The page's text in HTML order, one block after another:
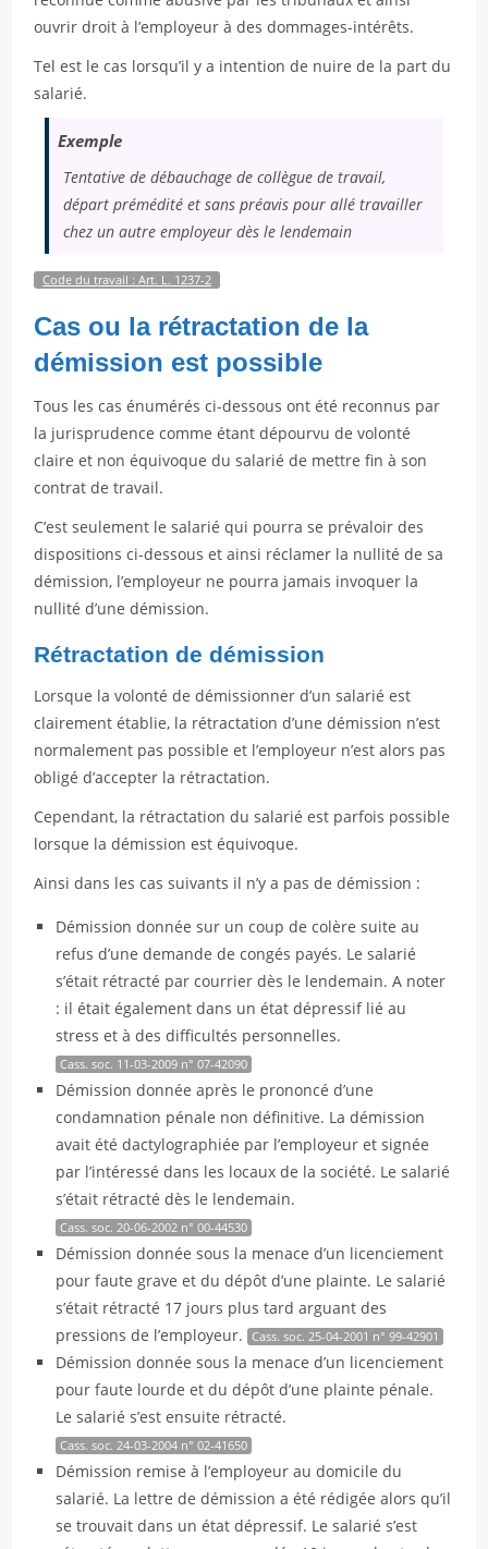
ouvrir droit à l’employeur à des dommages-intérêts.
Tel est le cas lorsqu’il y a intention de nuire de la part du
salarié.
Exemple
Tentative de débauchage de collègue de travail,
départ prémédité et sans préavis pour allé travailler
chez un autre employeur dès le lendemain
Code du travail : Art. L. 1237-2
Cas ou la rétractation de la
démission est possible
Tous les cas énumérés ci-dessous ont été reconnus par
la jurisprudence comme étant dépourvu de volonté
claire et non équivoque du salarié de mettre fin à son
contrat de travail.
C’est seulement le salarié qui pourra se prévaloir des
dispositions ci-dessous et ainsi réclamer la nullité de sa
démission, l’employeur ne pourra jamais invoquer la
nullité d’une démission.
Rétractation de démission
Lorsque la volonté de démissionner d’un salarié est
clairement établie, la rétractation d’une démission n’est
normalement pas possible et l’employeur n’est alors pas
obligé d’accepter la rétractation.
Cependant, la rétractation du salarié est parfois possible
lorsque la démission est équivoque.
Ainsi dans les cas suivants il n’y a pas de démission :
Démission donnée sur un coup de colère suite au
refus d’une demande de congés payés. Le salarié
s’était rétracté par courrier dès le lendemain. A noter
: il était également dans un état dépressif lié au
stress et à des difficultés personnelles.
Cass. soc. 11-03-2009 n° 07-42090
Démission donnée après le prononcé d’une
condamnation pénale non définitive. La démission
avait été dactylographiée par l’employeur et signée
par l’intéressé dans les locaux de la société. Le salarié
s’était rétracté dès le lendemain.
Cass. soc. 20-06-2002 n° 00-44530
Démission donnée sous la menace d’un licenciement
pour faute grave et du dépôt d’une plainte. Le salarié
s’était rétracté 17 jours plus tard arguant des
pressions de l’employeur. Cass. soc. 25-04-2001 n° 99-42901
Démission donnée sous la menace d’un licenciement
pour faute lourde et du dépôt d’une plainte pénale.
Le salarié s’est ensuite rétracté.
Cass. soc. 24-03-2004 n° 02-41650
Démission remise à l’employeur au domicile du
salarié. La lettre de démission a été rédigée alors qu’il
se trouvait dans un état dépressif. Le salarié s’est